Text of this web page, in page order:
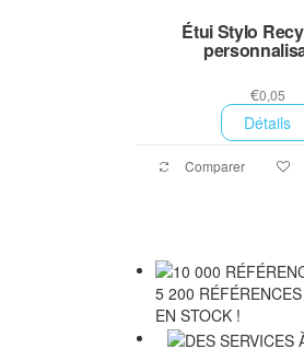
Étui Stylo
€0,05
Détails
Comparer
5 200 RÉFÉRENCES
EN STOCK !